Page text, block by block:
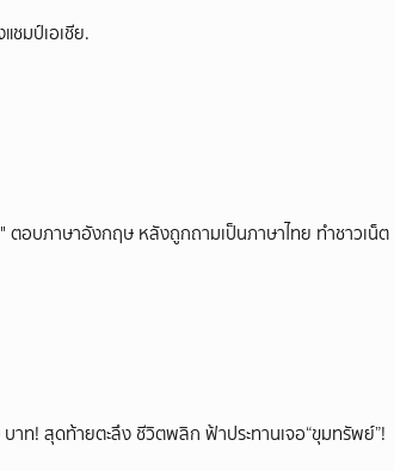
ชมป์เอเชีย.
อบภาษาอังกฤษ หลังถูกถามเป็นภาษาไทย ทำชาวเน็ต
บาท! สุดท้ายตะลึง ชีวิตพลิก ฟ้าประทานเจอ“ขุมทรัพย์”!